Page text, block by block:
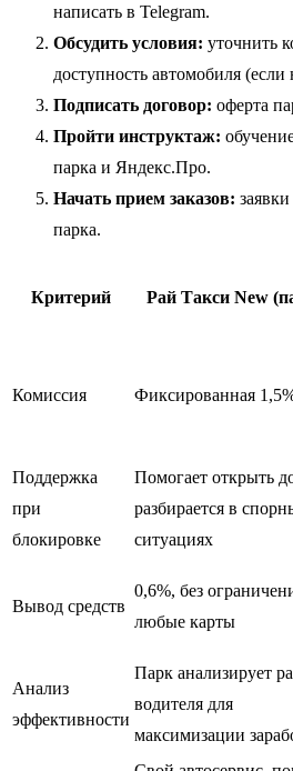
написать в Telegram.
Обсудить условия: уточнить
доступность автомобиля
Подписать договор: оферта
Пройти инструктаж:
парка и Яндекс.Про.
Начать прием заказов:
парка.
Критерий Рай Такси New
Комиссия Фиксированная
Поддержка
при
блокировке
Помогает открыть
разбирается в
ситуациях
Вывод средств
0,6%, без
любые карты
Анализ
эффективности
Парк анализирует
водителя для
максимизации